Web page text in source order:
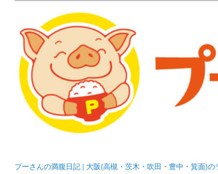
プーさんの満腹日記 |
豊中・箕面)のランチ＆
化してます。
プーさんの満腹日記 | 大阪(高槻・茨木・吹田・豊中・箕面)